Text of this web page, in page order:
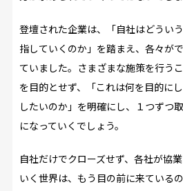
登壇された企業は、「自社はどうい
指していくのか」を踏まえ、各々が
ていました。さまざまな施策を行う
を目的とせず、「これは何を目的に
したいのか」を明確にし、１つずつ
になっていくでしょう。
自社だけでクローズせず、各社が協
いく世界は、もう目の前に来ている